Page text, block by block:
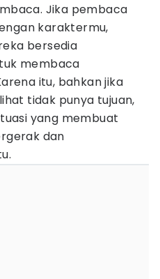
Jika pembaca
karaktermu,
bersedia
membaca
itu, bahkan jika
tidak punya tujuan,
yang membuat
dan